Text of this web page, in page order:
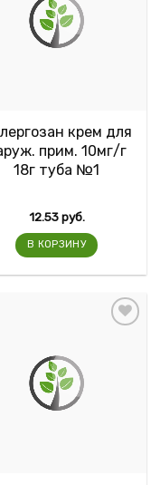
крем для
прим. 10мг/г
18г туба №1
12.53руб.
В КОРЗИНУ